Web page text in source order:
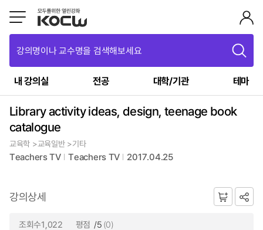
강의명이나 교수명을 검색해보세요
내 강의실 전공 대학/기관 테마
Library activity ideas, design, teenage book
catalogue
교육학 >교육일반 >기타
Teachers TV Teachers TV 2017.04.25
강의상세
조회수1,022 평점 /5 (0)